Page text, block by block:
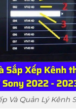
Và Quản Lý Kênh